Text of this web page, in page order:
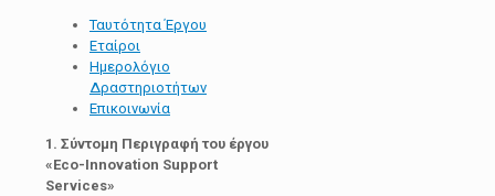
Ταυτότητα Έργου
Εταίροι
Ημερολόγιο
Δραστηριοτήτων
Επικοινωνία
1. Σύντομη Περιγραφή του έργου
«Eco-Innovation Support
Services»